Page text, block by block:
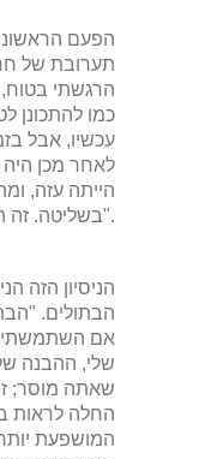
הפעם
תערובת של
הרגשתי בטוח,
כמו להתכונן
עכשיו, אבל
לאחר מכן היה
הייתה עזה,
בשליטה. זה היה הגוף שלי, ההנאה שלי, הכללים שלי".
הניסיון הזה
הבתולים.
אם השתמשתי
שלי, ההבנה
שאתה מוסר;
החלה לראות
המושפעת